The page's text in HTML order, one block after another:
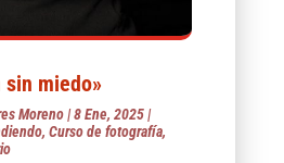
sin miedo»
Moreno|8 Ene, 2025|
, Curso de fotografía,